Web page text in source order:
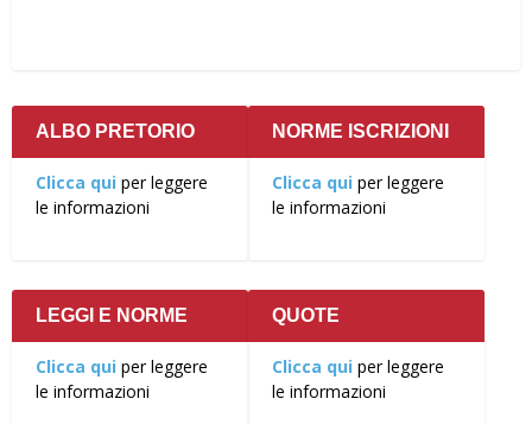
ALBO PRETORIO
Clicca qui per leggere
le informazioni
NORME ISCRIZIONI
Clicca qui per leggere
le informazioni
LEGGI E NORME
Clicca qui per leggere
le informazioni
QUOTE
Clicca qui per leggere
le informazioni